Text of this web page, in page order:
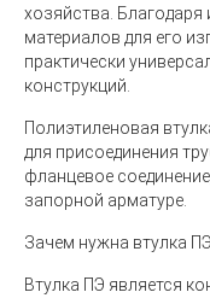
хозяйства.
материалов для его
практически
конструкций.
Полиэтиленовая
для присоединения
фланцевое
запорной арматуре.
Зачем нужна втулка
Втулка ПЭ является